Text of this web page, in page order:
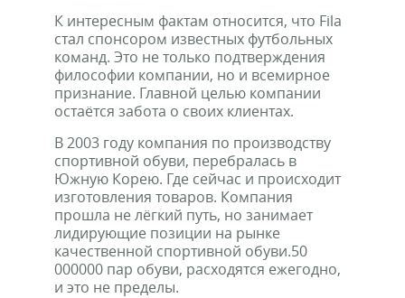
К интересным фактам относится, что Fila
стал спонсором известных футбольных
команд. Это не только подтверждения
философии компании, но и всемирное
признание. Главной целью компании
остаётся забота о своих клиентах.
В 2003 году компания по производству
спортивной обуви, перебралась в
Южную Корею. Где сейчас и происходит
изготовления товаров. Компания
прошла не лёгкий путь, но занимает
лидирующие позиции на рынке
качественной спортивной обуви.50
000000 пар обуви, расходятся ежегодно,
и это не пределы.